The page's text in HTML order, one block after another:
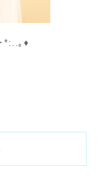
*:..｡♦